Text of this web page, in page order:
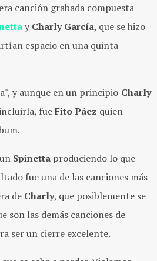
canción grabada compuesta
y Charly García, que se hizo
espacio en una quinta
y aunque en un principio Charly
fueFito Páez quien
Spinetta produciendo lo que
fue una de las canciones más
de Charly, que posiblemente se
son las demás canciones de
ser un cierre excelente.